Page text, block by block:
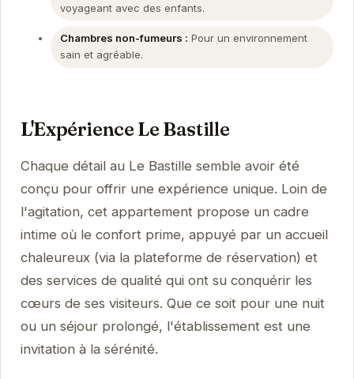
voyageant avec des enfants.
Chambres non-fumeurs : Pour un environnement
sain et agréable.
L'Expérience Le Bastille
Chaque détail au Le Bastille semble avoir été
conçu pour offrir une expérience unique. Loin de
l'agitation, cet appartement propose un cadre
intime où le confort prime, appuyé par un accueil
chaleureux (via la plateforme de réservation) et
des services de qualité qui ont su conquérir les
cœurs de ses visiteurs. Que ce soit pour une nuit
ou un séjour prolongé, l'établissement est une
invitation à la sérénité.